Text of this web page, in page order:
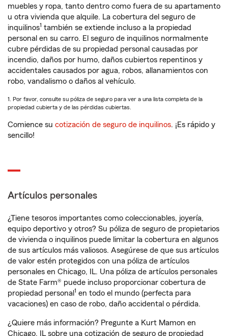
muebles y ropa, tanto dentro como fuera de su apartamento
u otra vivienda que alquile. La cobertura del seguro de
inquilinos1 también se extiende incluso a la propiedad
personal en su carro. El seguro de inquilinos normalmente
cubre pérdidas de su propiedad personal causadas por
incendio, daños por humo, daños cubiertos repentinos y
accidentales causados por agua, robos, allanamientos con
robo, vandalismo o daños al vehículo.
1. Por favor, consulte su póliza de seguro para ver a una lista completa de la
propiedad cubierta y de las pérdidas cubiertas.
Comience su cotización de seguro de inquilinos. ¡Es rápido y
sencillo!
Artículos personales
¿Tiene tesoros importantes como coleccionables, joyería,
equipo deportivo y otros? Su póliza de seguro de propietarios
de vivienda o inquilinos puede limitar la cobertura en algunos
de sus artículos más valiosos. Asegúrese de que sus artículos
de valor estén protegidos con una póliza de artículos
personales en Chicago, IL. Una póliza de artículos personales
de State Farm® puede incluso proporcionar cobertura de
propiedad personal 1 en todo el mundo (perfecta para
vacaciones) en caso de robo, daño accidental o pérdida.
¿Quiere más información? Pregunte a Kurt Mamon en
Chicago, IL sobre una cotización de seguro de propiedad